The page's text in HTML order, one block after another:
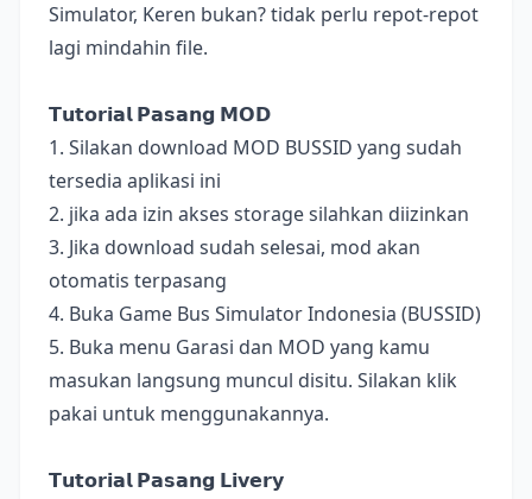
Simulator, Keren bukan? tidak perlu repot-repot
lagi mindahin file.
𝗧𝘂𝘁𝗼𝗿𝗶𝗮𝗹 𝗣𝗮𝘀𝗮𝗻𝗴 𝗠𝗢𝗗
1. Silakan download MOD BUSSID yang sudah
tersedia aplikasi ini
2. jika ada izin akses storage silahkan diizinkan
3. Jika download sudah selesai, mod akan
otomatis terpasang
4. Buka Game Bus Simulator Indonesia (BUSSID)
5. Buka menu Garasi dan MOD yang kamu
masukan langsung muncul disitu. Silakan klik
pakai untuk menggunakannya.
𝗧𝘂𝘁𝗼𝗿𝗶𝗮𝗹 𝗣𝗮𝘀𝗮𝗻𝗴 𝗟𝗶𝘃𝗲𝗿𝘆